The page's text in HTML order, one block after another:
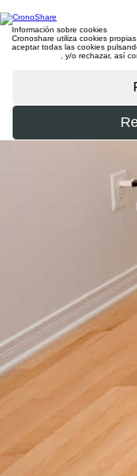
Información sobre cookies
Cronoshare utiliza cookies
aceptar todas las cookies
, y/o rechazar, así